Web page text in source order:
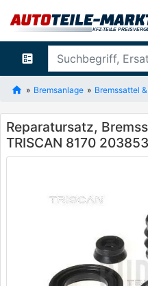
ballot
Bremsanlage Bremssattel
Reparatursatz,
TRISCAN 8170 203853